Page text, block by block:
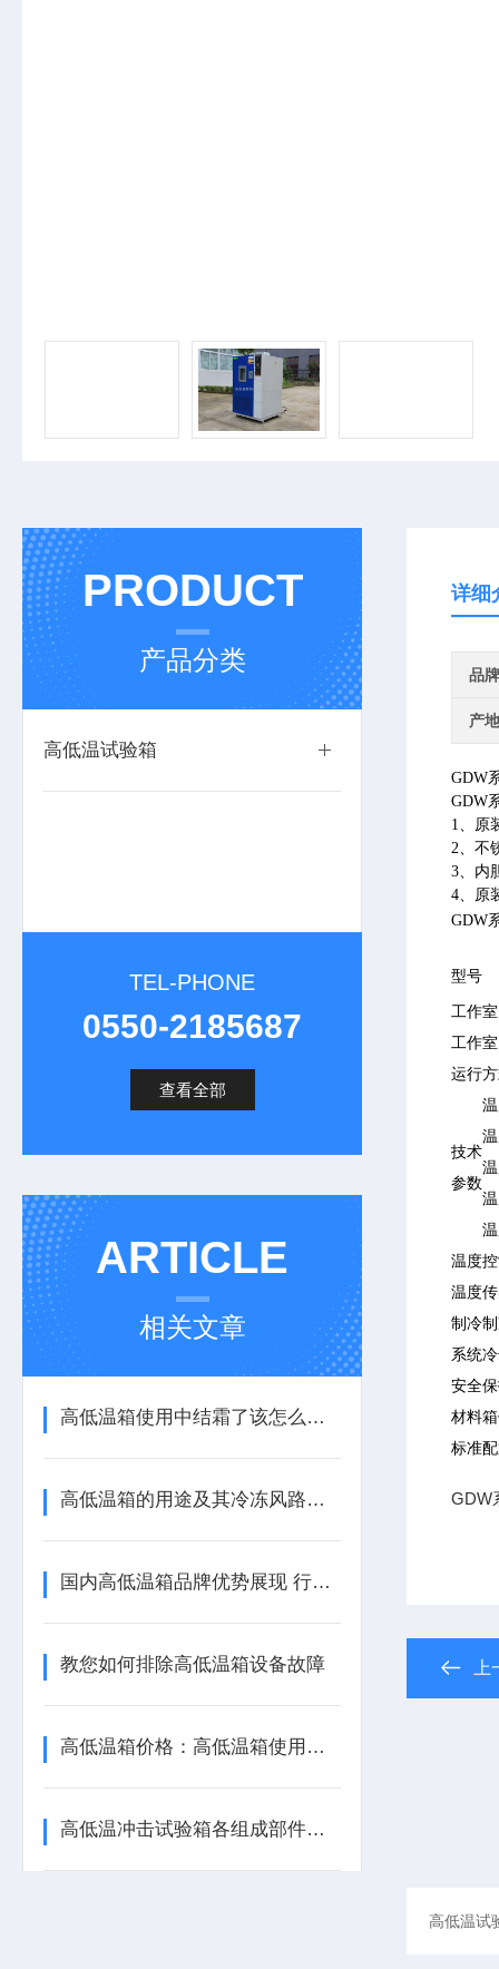
PRODUCT
产品分类
高低温试验箱
TEL-PHONE
0550-2185687
查看全部
ARTICLE
相关文章
高低温箱使用中结霜了该怎么处理
高低温箱的用途及其冷冻风路循环系统简介
国内高低温箱品牌优势展现 行业发展
教您如何排除高低温箱设备故障
高低温箱价格：高低温箱使用对于温湿度的要求
高低温冲击试验箱各组成部件功能特点的详细介绍
详细
品牌
产
GDW
GDW
1、原
2、不
3、内
4、原
GDW
型号
工作
工作
运行
技术
参数
温度
温度
制冷
系统
安全
材料
标准
GDW